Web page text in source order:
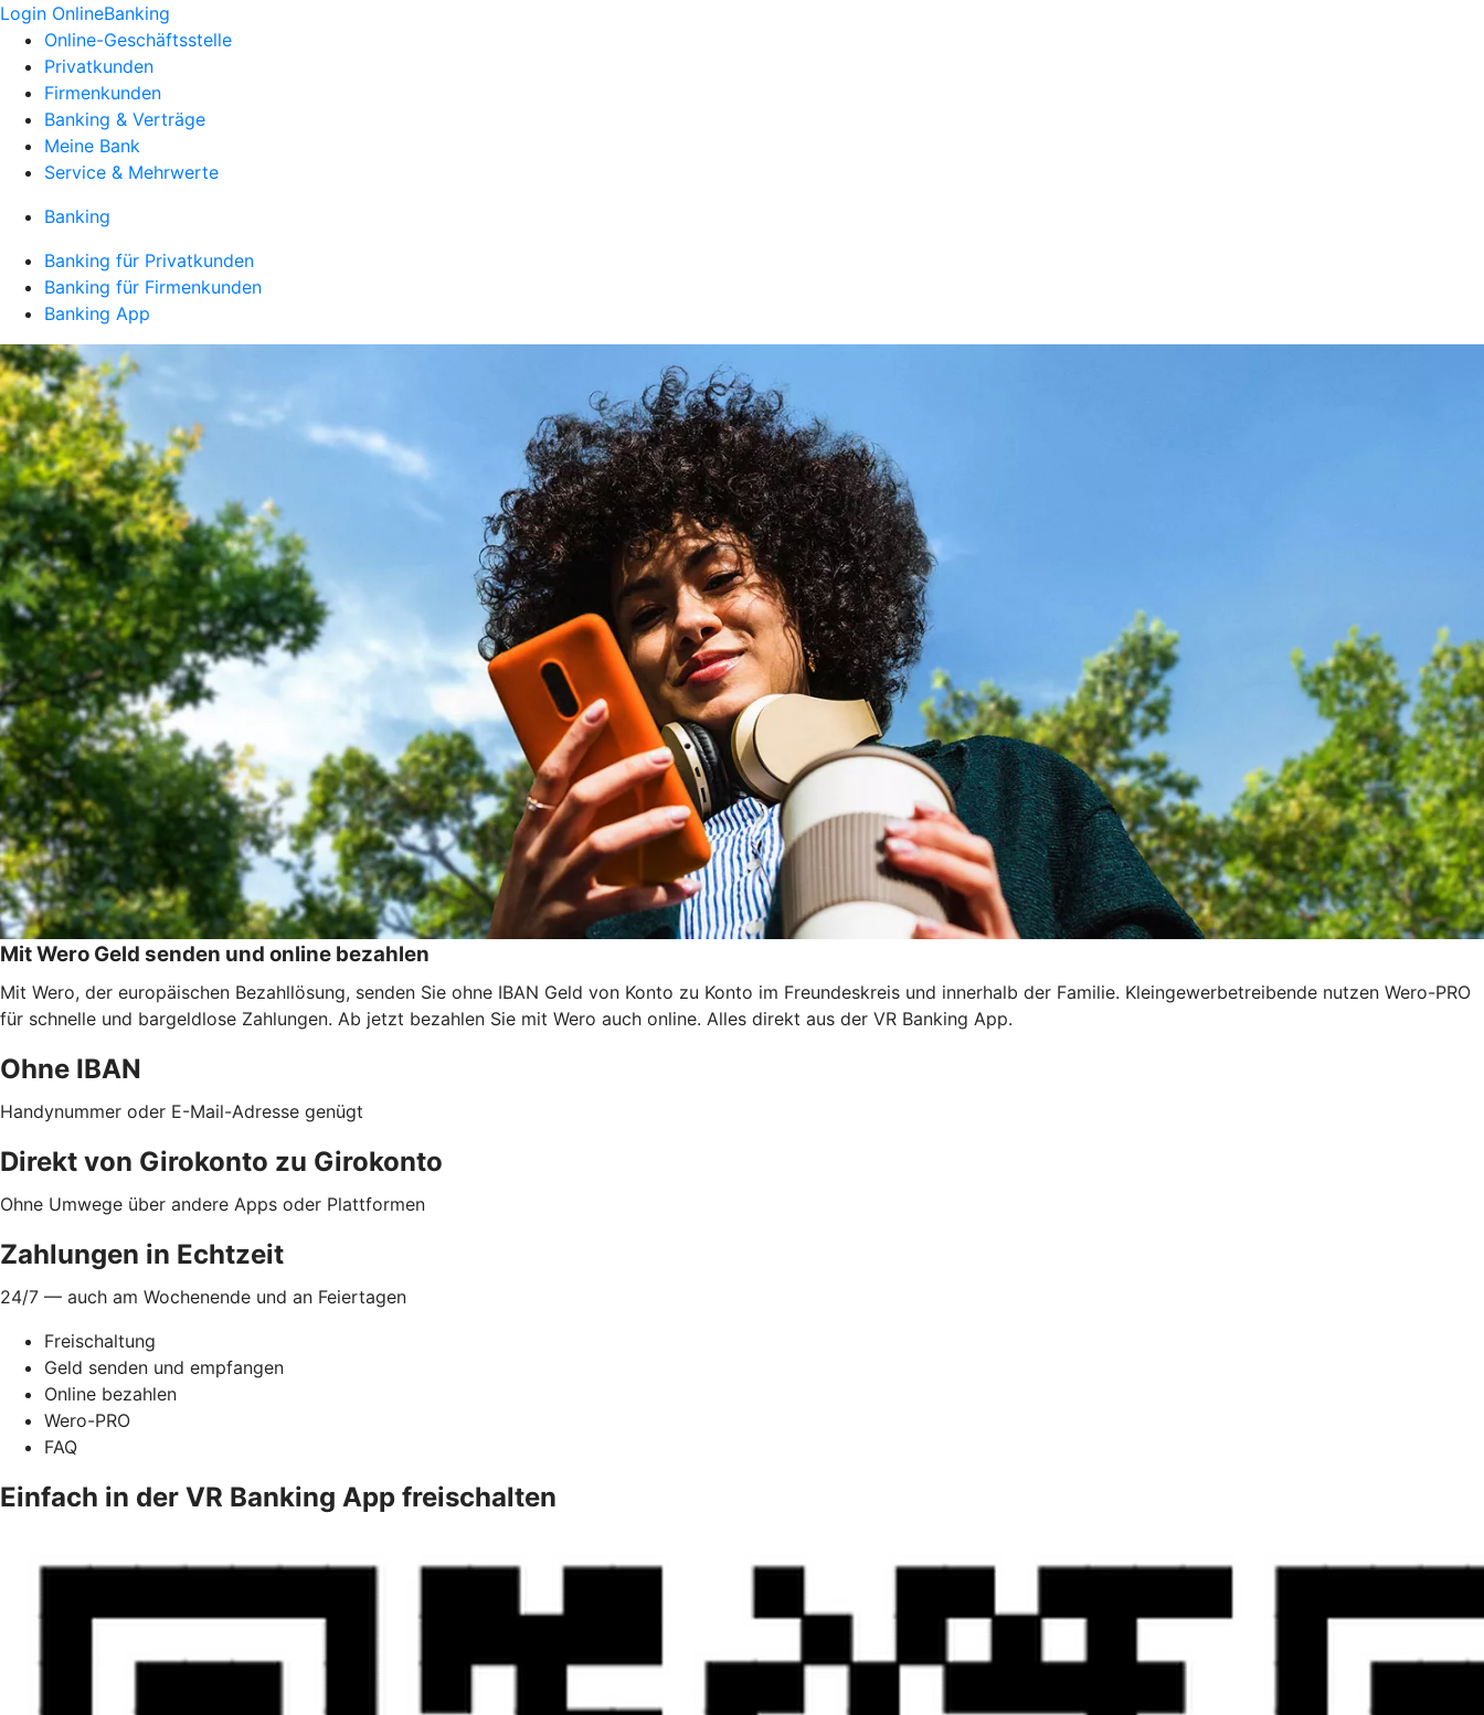
Login OnlineBanking
Online-Geschäftsstelle
Privatkunden
Firmenkunden
Banking & Verträge
Meine Bank
Service & Mehrwerte
Banking
Banking für Privatkunden
Banking für Firmenkunden
Banking App
Mit Wero Geld senden und online bezahlen
Mit Wero, der europäischen Bezahllösung, senden Sie ohne IBAN Geld von Konto zu Konto im Freundeskreis und innerhalb der Familie. Kleingewerbetreibende nutzen Wero-PRO
für schnelle und bargeldlose Zahlungen. Ab jetzt bezahlen Sie mit Wero auch online. Alles direkt aus der VR Banking App.
Ohne IBAN
Handynummer oder E-Mail-Adresse genügt
Direkt von Girokonto zu Girokonto
Ohne Umwege über andere Apps oder Plattformen
Zahlungen in Echtzeit
24/7 — auch am Wochenende und an Feiertagen
Freischaltung
Geld senden und empfangen
Online bezahlen
Wero-PRO
FAQ
Einfach in der VR Banking App freischalten